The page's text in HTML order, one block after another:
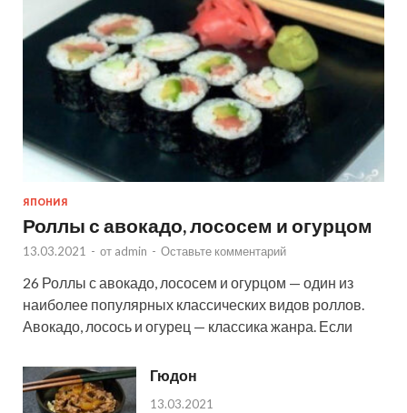
ЯПОНИЯ
Роллы с авокадо, лососем и огурцом
13.03.2021 - от admin - Оставьте комментарий
26 Роллы с авокадо, лососем и огурцом — один из
наиболее популярных классических видов роллов.
Авокадо, лосось и огурец — классика жанра. Если
Гюдон
13.03.2021